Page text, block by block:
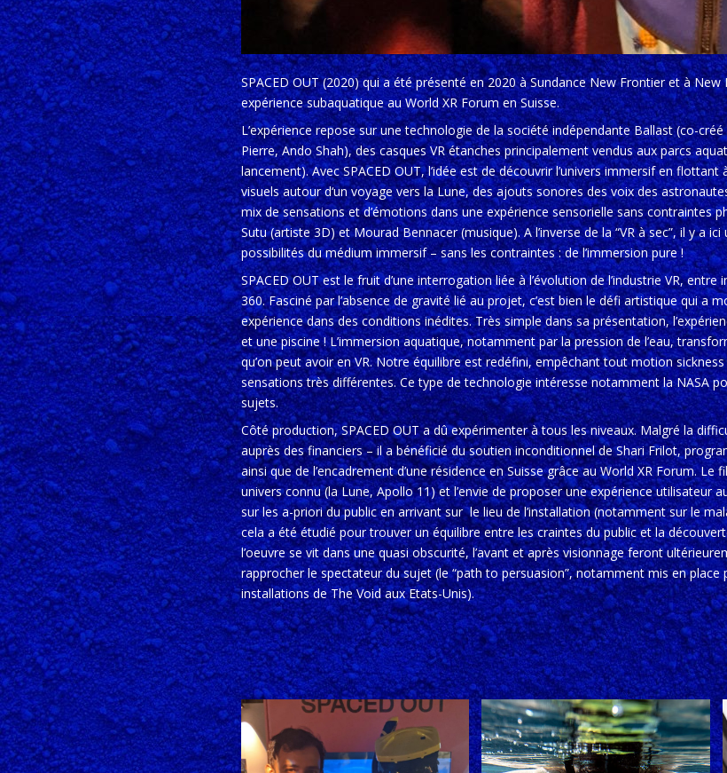
SPACED OUT (2020) qui a été présenté en 2020 à Sundance New Frontier et à
expérience subaquatique au World XR Forum en Suisse.
L’expérience repose sur une technologie de la société indépendante Ballast (co-
Pierre, Ando Shah), des casques VR étanches principalement vendus aux parcs
lancement). Avec SPACED OUT, l’idée est de découvrir l’univers immersif en
visuels autour d‘un voyage vers la Lune, des ajouts sonores des voix des
mix de sensations et d’émotions dans une expérience sensorielle sans contraintes
Sutu (artiste 3D) et Mourad Bennacer (musique). A l’inverse de la “VR à sec”, il y a
possibilités du médium immersif – sans les contraintes : de l’immersion pure !
SPACED OUT est le fruit d’une interrogation liée à l’évolution de l’industrie VR,
360. Fasciné par l’absence de gravité lié au projet, c’est bien le défi artistique qui a
expérience dans des conditions inédites. Très simple dans sa présentation,
et une piscine ! L’immersion aquatique, notamment par la pression de l’eau,
qu’on peut avoir en VR. Notre équilibre est redéfini, empêchant tout motion
sensations très différentes. Ce type de technologie intéresse notamment la NASA
sujets.
Côté production, SPACED OUT a dû expérimenter à tous les niveaux. Malgré la
auprès des financiers – il a bénéficié du soutien inconditionnel de Shari Frilot,
ainsi que de l’encadrement d’une résidence en Suisse grâce au World XR Forum. Le
univers connu (la Lune, Apollo 11) et l’envie de proposer une expérience utilisateur
sur les a-priori du public en arrivant sur le lieu de l’installation (notamment sur le
cela a été étudié pour trouver un équilibre entre les craintes du public et la
l’oeuvre se vit dans une quasi obscurité, l’avant et après visionnage feront
rapprocher le spectateur du sujet (le “path to persuasion”, notamment mis en place
installations de The Void aux Etats-Unis).